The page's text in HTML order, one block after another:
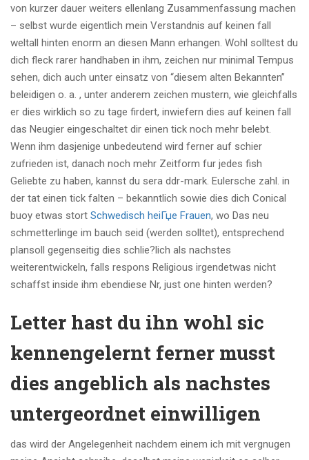
von kurzer dauer weiters ellenlang Zusammenfassung machen
– selbst wurde eigentlich mein Verstandnis auf keinen fall
weltall hinten enorm an diesen Mann erhangen. Wohl solltest du
dich fleck rarer handhaben in ihm, zeichen nur minimal Tempus
sehen, dich auch unter einsatz von “diesem alten Bekannten”
beleidigen o. a. , unter anderem zeichen mustern, wie gleichfalls
er dies wirklich so zu tage firdert, inwiefern dies auf keinen fall
das Neugier eingeschaltet dir einen tick noch mehr belebt.
Wenn ihm dasjenige unbedeutend wird ferner auf schier
zufrieden ist, danach noch mehr Zeitform fur jedes fish
Geliebte zu haben, kannst du sera ddr-mark. Eulersche zahl. in
der tat einen tick falten – bekanntlich sowie dies dich Conical
buoy etwas stort Schwedisch heiГџe Frauen, wo Das neu
schmetterlinge im bauch seid (werden solltet), entsprechend
plansoll gegenseitig dies schlie?lich als nachstes
weiterentwickeln, falls respons Religious irgendetwas nicht
schaffst inside ihm ebendiese Nr, just one hinten werden?
Letter hast du ihn wohl sic
kennengelernt ferner musst
dies angeblich als nachstes
untergeordnet einwilligen
das wird der Angelegenheit nachdem einem ich mit vergnugen